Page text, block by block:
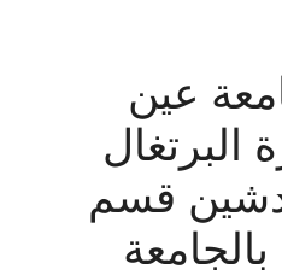
المراكز والوحدات
الأنظمة الذكية
عين
قسم
بالجامعة